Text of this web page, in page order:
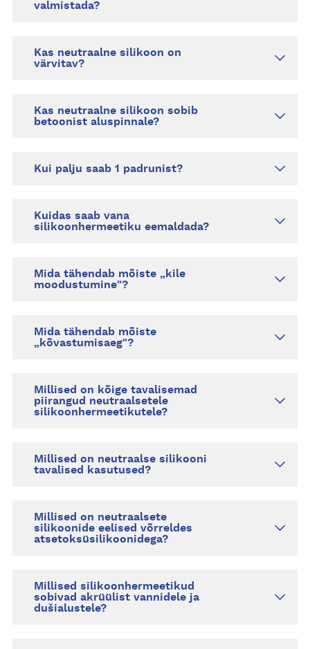
valmistada?
Kas neutraalne silikoon on
värvitav?
Kas neutraalne silikoon sobib
betoonist aluspinnale?
Kui palju saab 1 padrunist?
Kuidas saab vana
silikoonhermeetiku eemaldada?
Mida tähendab mõiste „kile
moodustumine"?
Mida tähendab mõiste
„kõvastumisaeg"?
Millised on kõige tavalisemad
piirangud neutraalsetele
silikoonhermeetikutele?
Millised on neutraalse silikooni
tavalised kasutused?
Millised on neutraalsete
silikoonide eelised võrreldes
atsetoksüsilikoonidega?
Millised silikoonhermeetikud
sobivad akrüülist vannidele ja
dušialustele?